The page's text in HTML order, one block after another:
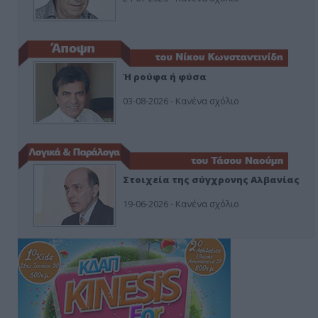
Ή ρούφα ή φύσα
03-08-2026 - Κανένα σχόλιο
Στοιχεία της σύγχρονης Αλβανίας
19-06-2026 - Κανένα σχόλιο